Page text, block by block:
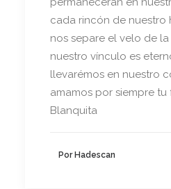
cada rincón de nuestro
nos separe el velo de
nuestro vínculo es
llevarémos en nuestro
amamos por siempre tu
Blanquita
Por Hadescan